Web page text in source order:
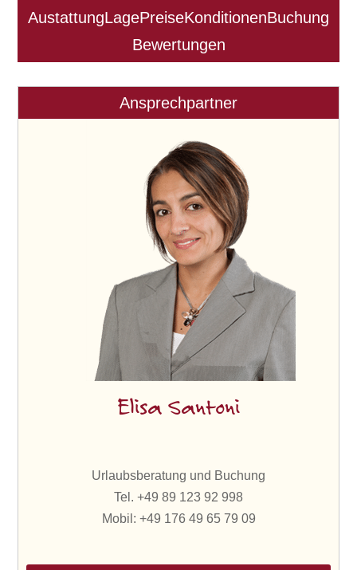
AustattungLagePreiseKonditionenBuchung
Bewertungen
Ansprechpartner
Elisa Santoni
Urlaubsberatung und Buchung
Tel. +49 89 123 92 998
Mobil: +49 176 49 65 79 09